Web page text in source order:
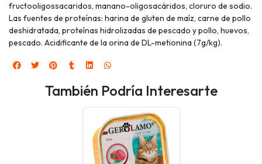
fructooligossacaridos, manano-oligosacáridos, cloruro de sodio.
Las fuentes de proteínas: harina de gluten de maíz, carne de pollo
deshidratada, proteínas hidrolizadas de pescado y pollo, huevos,
pescado. Acidificante de la orina de DL-metionina (7g/kg).
También Podría Interesarte